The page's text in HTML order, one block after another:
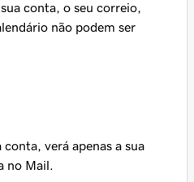
conta, o seu correio,
não podem ser
verá apenas a sua
no Mail.